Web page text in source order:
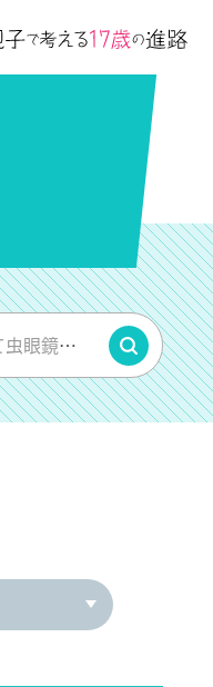
#キーワードを入れて虫眼鏡をPUSH